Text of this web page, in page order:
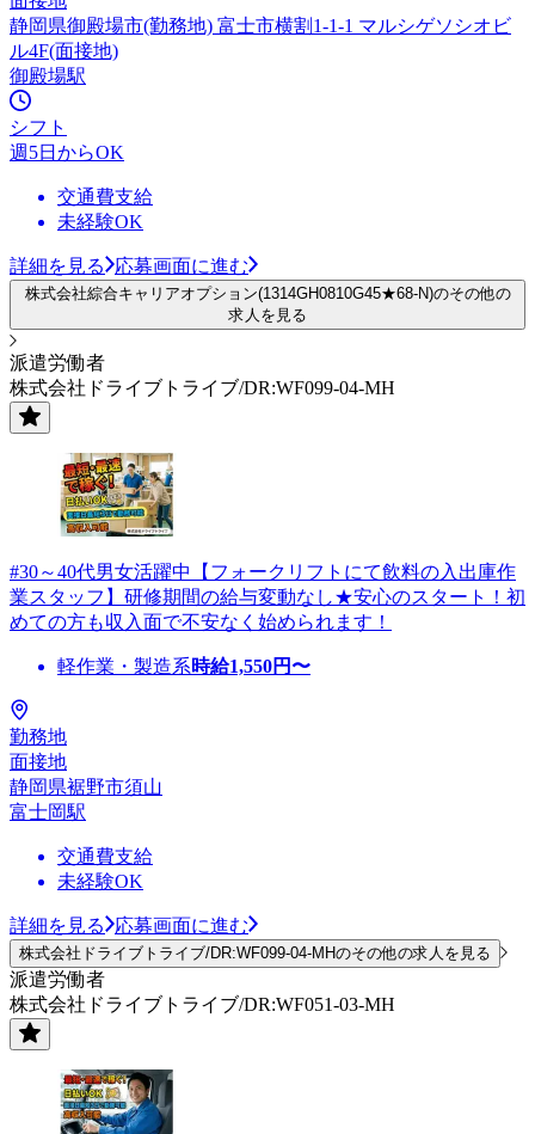
静岡県御殿場市(勤務地) 富士市横割1-1-1 マルシゲソシオビ
ル4F(面接地)
御殿場駅
シフト
週5日からOK
交通費支給
未経験OK
詳細を見る 応募画面に進む
株式会社綜合キャリアオプション(1314GH0810G45★68-N)のその他の
求人を見る
派遣労働者
株式会社ドライブトライブ/DR:WF099-04-MH
#30～40代男女活躍中【フォークリフトにて飲料の入出庫作
業スタッフ】研修期間の給与変動なし★安心のスタート！初
めての方も収入面で不安なく始められます！
軽作業・製造系時給1,550円〜
勤務地
面接地
静岡県裾野市須山
富士岡駅
交通費支給
未経験OK
詳細を見る 応募画面に進む
株式会社ドライブトライブ/DR:WF099-04-MHのその他の求人を見る
派遣労働者
株式会社ドライブトライブ/DR:WF051-03-MH